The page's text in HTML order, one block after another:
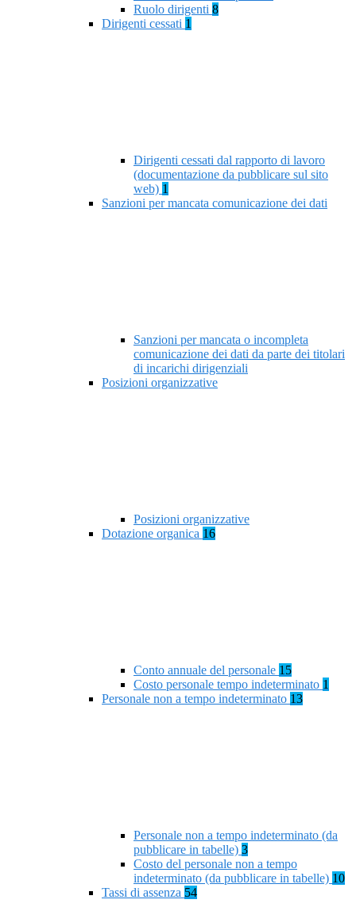
Ruolo dirigenti 8
Dirigenti cessati 1
Dirigenti cessati dal rapporto di lavoro
(documentazione da pubblicare sul sito
web) 1
Sanzioni per mancata comunicazione dei dati
Sanzioni per mancata o incompleta
comunicazione dei dati da parte dei titolari
di incarichi dirigenziali
Posizioni organizzative
Posizioni organizzative
Dotazione organica 16
Conto annuale del personale 15
Costo personale tempo indeterminato 1
Personale non a tempo indeterminato 13
Personale non a tempo indeterminato (da
pubblicare in tabelle) 3
Costo del personale non a tempo
indeterminato (da pubblicare in tabelle) 10
Tassi di assenza 54